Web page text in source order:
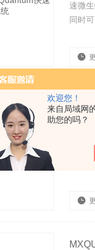
欢迎您！
来自局域网
助您的吗？
速微
同时
一个
性和